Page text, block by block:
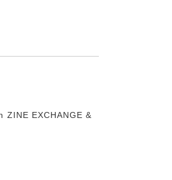
ZINE EXCHANGE &